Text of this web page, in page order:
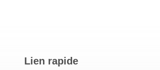
Lien rapide